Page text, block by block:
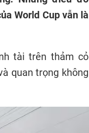
World Cup vẫn là
tài trên thảm cỏ
quan trọng không